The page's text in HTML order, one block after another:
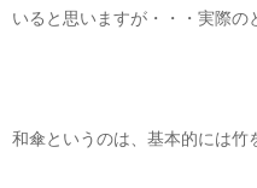
いると思いますが・・・実際
和傘というのは、基本的には